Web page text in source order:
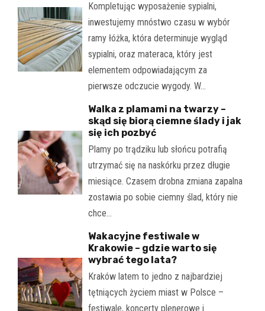
Kompletując wyposażenie sypialni,
inwestujemy mnóstwo czasu w wybór
ramy łóżka, która determinuje wygląd
sypialni, oraz materaca, który jest
elementem odpowiadającym za
pierwsze odczucie wygody. W…
Walka z plamami na twarzy –
skąd się biorą ciemne ślady i jak
się ich pozbyć
Plamy po trądziku lub słońcu potrafią
utrzymać się na naskórku przez długie
miesiące. Czasem drobna zmiana zapalna
zostawia po sobie ciemny ślad, który nie
chce…
Wakacyjne festiwale w
Krakowie – gdzie warto się
wybrać tego lata?
Kraków latem to jedno z najbardziej
tętniących życiem miast w Polsce –
festiwale, koncerty plenerowe i